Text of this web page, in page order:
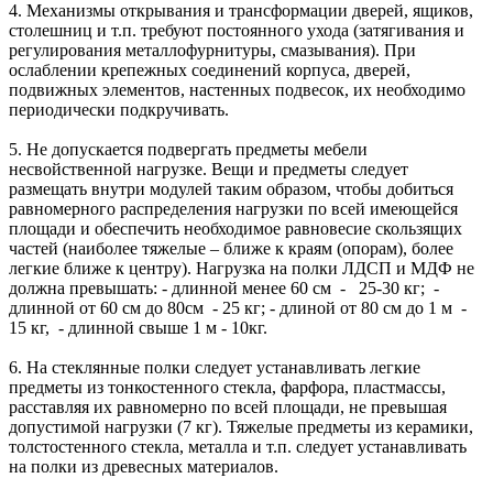
4. Механизмы открывания и трансформации дверей, ящиков,
столешниц и т.п. требуют постоянного ухода (затягивания и
регулирования металлофурнитуры, смазывания). При
ослаблении крепежных соединений корпуса, дверей,
подвижных элементов, настенных подвесок, их необходимо
периодически подкручивать.
5. Не допускается подвергать предметы мебели
несвойственной нагрузке. Вещи и предметы следует
размещать внутри модулей таким образом, чтобы добиться
равномерного распределения нагрузки по всей имеющейся
площади и обеспечить необходимое равновесие скользящих
частей (наиболее тяжелые – ближе к краям (опорам), более
легкие ближе к центру). Нагрузка на полки ЛДСП и МДФ не
должна превышать: - длинной менее 60 см - 25-30 кг; -
длинной от 60 см до 80см - 25 кг; - длиной от 80 см до 1 м -
15 кг, - длинной свыше 1 м - 10кг.
6. На стеклянные полки следует устанавливать легкие
предметы из тонкостенного стекла, фарфора, пластмассы,
расставляя их равномерно по всей площади, не превышая
допустимой нагрузки (7 кг). Тяжелые предметы из керамики,
толстостенного стекла, металла и т.п. следует устанавливать
на полки из древесных материалов.